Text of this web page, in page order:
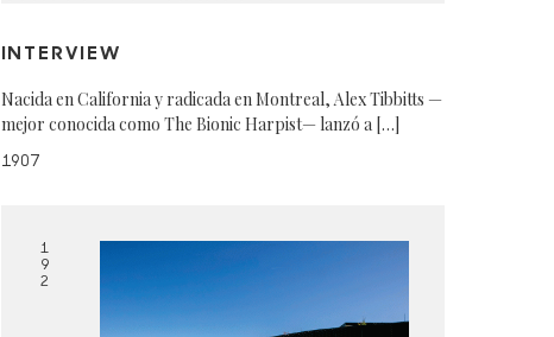
INTERVIEW
Nacida en California y radicada en Montreal, Alex Tibbitts —
mejor conocida como The Bionic Harpist— lanzó a […]
1907
1
9
2